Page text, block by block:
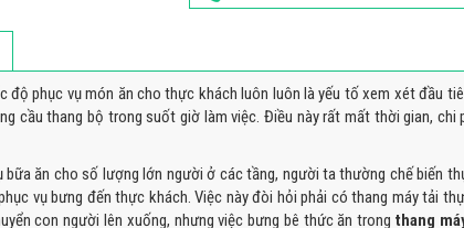
độ phục vụ món ăn cho thực khách luôn luôn là yếu tố xem xét đầu
cầu thang bộ trong suốt giờ làm việc. Điều này rất mất thời gian,
bữa ăn cho số lượng lớn người ở các tầng, người ta thường chế biến
vụ bưng đến thực khách. Việc này đòi hỏi phải có thang máy tải
con người lên xuống, nhưng việc bưng bê thức ăn trong thang